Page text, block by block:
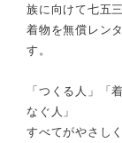
族に向けて七五
着物を無償レン
す。
「つくる人」「
なぐ人」
すべてがやさし